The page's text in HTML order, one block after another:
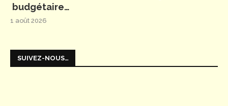
budgétaire…
1 août 2026
SUIVEZ-NOUS…